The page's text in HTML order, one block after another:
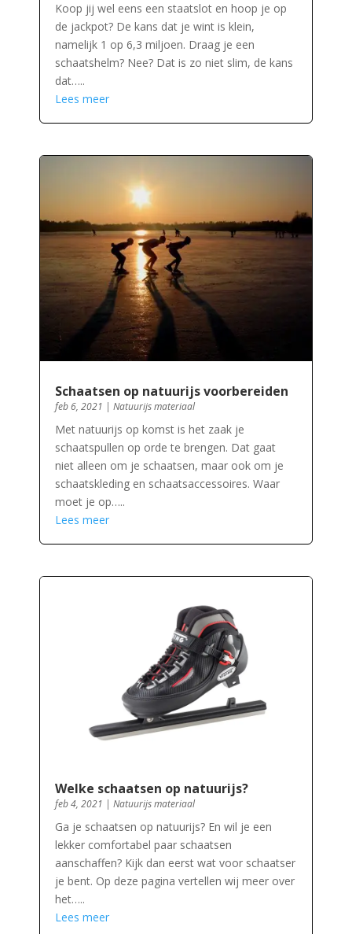
Koop jij wel eens een staatslot en hoop je op
de jackpot? De kans dat je wint is klein,
namelijk 1 op 6,3 miljoen. Draag je een
schaatshelm? Nee? Dat is zo niet slim, de kans
dat…..
Lees meer
Schaatsen op natuurijs voorbereiden
feb 6, 2021 | Natuurijs materiaal
Met natuurijs op komst is het zaak je
schaatspullen op orde te brengen. Dat gaat
niet alleen om je schaatsen, maar ook om je
schaatskleding en schaatsaccessoires. Waar
moet je op…..
Lees meer
Welke schaatsen op natuurijs?
feb 4, 2021 | Natuurijs materiaal
Ga je schaatsen op natuurijs? En wil je een
lekker comfortabel paar schaatsen
aanschaffen? Kijk dan eerst wat voor schaatser
je bent. Op deze pagina vertellen wij meer over
het…..
Lees meer